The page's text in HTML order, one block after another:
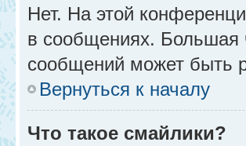
Нет. На этой
в сообщениях. Большая
сообщений может быть
Вернуться к началу
Что такое смайлики?